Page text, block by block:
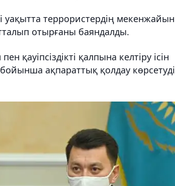
уақытта террористердің мекенжайын
отырғаны баяндалды.
қауіпсіздікті қалпына келтіру ісін
ақпараттық қолдау көрсетуді